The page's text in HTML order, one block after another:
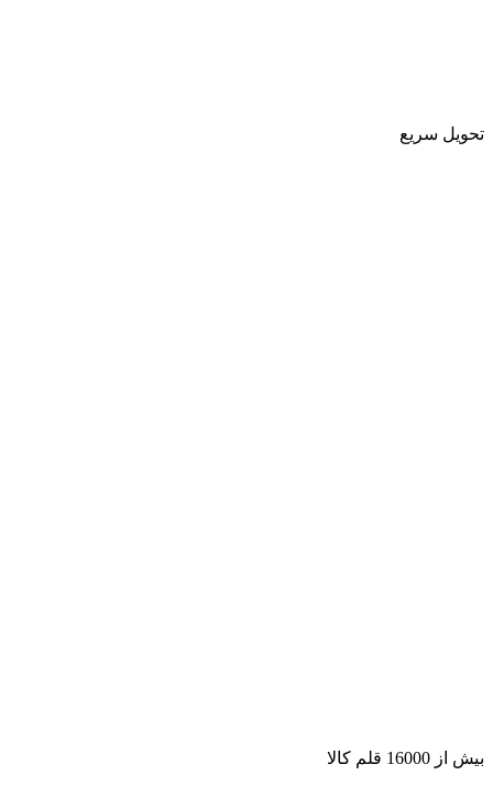
تحویل سریع
بیش از 16000 قلم کالا